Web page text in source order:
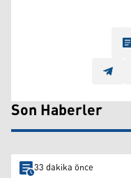
Son Haberler
33 dakika önce